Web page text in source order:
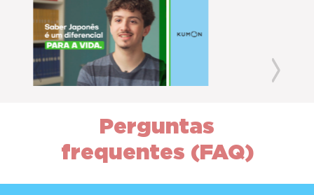
Perguntas
frequentes (FAQ)
Qual é o valor do curso?
Há taxa de matrícula?